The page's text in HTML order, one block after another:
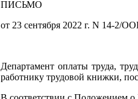
ПИСЬМО
от 23 сентября 2022 г. N 14-2/
Департамент оплаты труда,
работнику трудовой книжки,